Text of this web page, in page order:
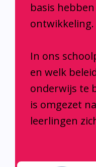
basis
ontwikkeling.
In ons
en welk
onderwijs te
is omgezet
leerlingen